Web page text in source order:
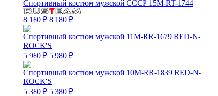
Спортивный костюм мужской СССР 15M-RT-1744
8 180 ₽ 8 180 ₽
Спортивный костюм мужской 11M-RR-1679 RED-N-
ROCK'S
5 980 ₽ 5 980 ₽
Спортивный костюм мужской 10M-RR-1839 RED-N-
ROCK'S
5 380 ₽ 5 380 ₽